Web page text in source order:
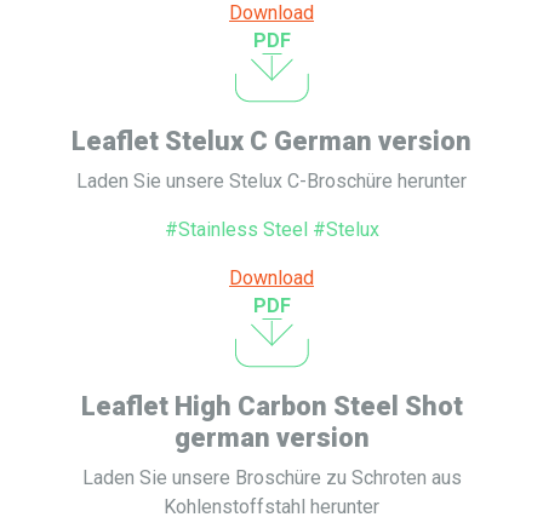
Download
PDF
Leaflet Stelux C German version
Laden Sie unsere Stelux C-Broschüre herunter
#Stainless Steel #Stelux
Download
PDF
Leaflet High Carbon Steel Shot
german version
Laden Sie unsere Broschüre zu Schroten aus
Kohlenstoffstahl herunter